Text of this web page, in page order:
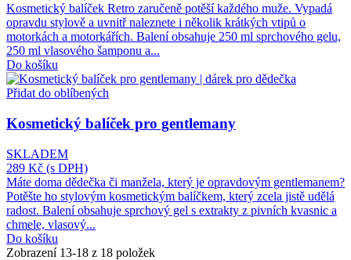
Kosmetický balíček Retro zaručeně potěší každého muže. Vypadá
opravdu stylově a uvnitř naleznete i několik krátkých vtipů o
motorkách a motorkářích. Balení obsahuje 250 ml sprchového gelu,
250 ml vlasového šamponu a...
Do košíku
Přidat do oblíbených
Kosmetický balíček pro gentlemany
SKLADEM
289 Kč (s DPH)
Máte doma dědečka či manžela, který je opravdovým gentlemanem?
Potěšte ho stylovým kosmetickým balíčkem, který zcela jistě udělá
radost. Balení obsahuje sprchový gel s extrakty z pivních kvasnic a
chmele, vlasový...
Do košíku
Zobrazení 13-18 z 18 položek